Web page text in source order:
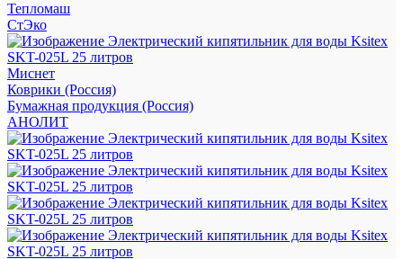
Тепломаш
СтЭко
Миснет
Коврики (Россия)
Бумажная продукция (Россия)
АНОЛИТ